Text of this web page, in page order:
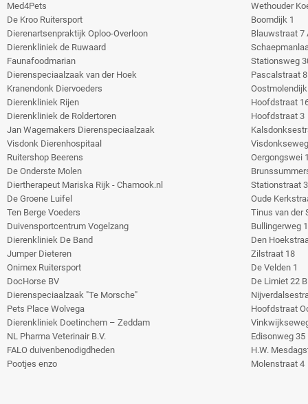
Med4Pets
Wethouder
De Kroo Ruitersport
Boomdijk 1
Dierenartsenpraktijk Oploo-Overloon
Blauwstraat 7
Dierenkliniek de Ruwaard
Faunafoodmarian
Stationsweg
Dierenspeciaalzaak van der Hoek
Pascalstraat 8
Kranendonk Diervoeders
Dierenkliniek Rijen
Hoofdstraat
Dierenkliniek de Roldertoren
Hoofdstraat 3
Jan Wagemakers Dierenspeciaalzaak
Visdonk Dierenhospitaal
Ruitershop Beerens
Oergongswei
De Onderste Molen
Diertherapeut Mariska Rijk - Chamook.nl
Stationstraat
De Groene Luifel
Oude
Ten Berge Voeders
Tinus van der
Duivensportcentrum Vogelzang
Bullingerweg
Dierenkliniek De Band
Den
Jumper Dieteren
Zilstraat 18
Onimex Ruitersport
De Velden 1
DocHorse BV
De Limiet 22 B
Dierenspeciaalzaak "Te Morsche"
Pets Place Wolvega
Hoofdstraat
Dierenkliniek Doetinchem – Zeddam
NL Pharma Veterinair B.V.
Edisonweg 35
FALO duivenbenodigdheden
H.W.
Pootjes enzo
Molenstraat 4